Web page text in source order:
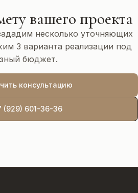
вашего проекта
несколько уточняющих
3 варианта реализации под
бюджет.
консультацию
(929) 601-36-36